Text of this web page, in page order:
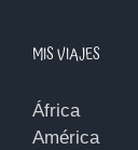
MIS VIAJES
África
América